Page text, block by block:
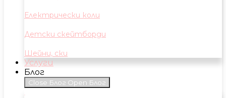
Електрически коли
Детски скейтборди
Шейни, ски
Услуги
Блог
Close Блог Open Блог